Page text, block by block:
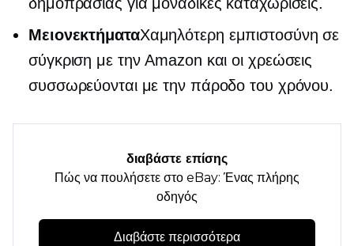
ΜειονεκτήματαΧαμηλότερη εμπιστοσύνη σε
σύγκριση με την Amazon και οι χρεώσεις
συσσωρεύονται με την πάροδο του χρόνου.
διαβάστε επίσης
Πώς να πουλήσετε στο eBay: Ένας πλήρης
οδηγός
Διαβάστε περισσότερα